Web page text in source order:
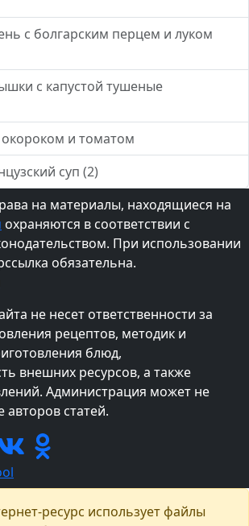
с болгарским перцем и луком
с капустой тушеные
и томатом
суп (2)
на материалы, находящиеся на
охраняются в соответствии с
При использовании
обязательна.
не несет ответственности за
рецептов, методик и
блюд,
внешних ресурсов, а также
Администрация может не
авторов статей.
ресурс использует файлы